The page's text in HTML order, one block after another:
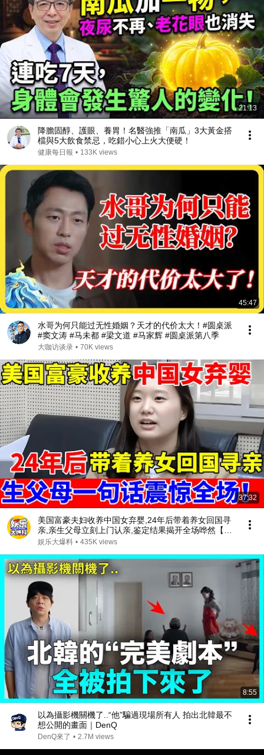
21:13
降膽固醇、護眼、養胃！名醫強推「南瓜」3大黃金搭
檔與5大飲食禁忌，吃錯小心上火大便硬！
健康每日報 • 133K views
45:47
水哥为何只能过无性婚姻？天才的代价太大！#圆桌派
#窦文涛 #马未都 #梁文道 #马家辉 #圆桌派第八季
大咖访谈录 • 70K views
37:32
美国富豪夫妇收养中国女弃婴,24年后带着养女回国寻
亲,亲生父母立刻上门认亲,鉴定结果揭开全场哗然【人
间真情录】
娱乐大爆料 • 435K views
8:55
以為攝影機關機了..“他”騙過現場所有人 拍出北韓最不
想公開的畫面｜DenQ
DenQ來了 • 2.7M views